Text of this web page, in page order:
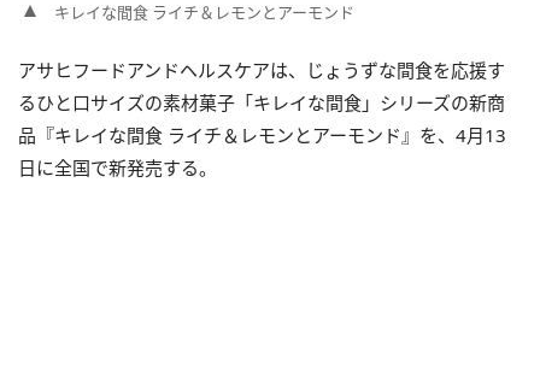
キレイな間食 ライチ＆レモンとアーモンド
アサヒフードアンドヘルスケアは、じょうずな間食を応援す
るひと口サイズの素材菓子「キレイな間食」シリーズの新商
品『キレイな間食 ライチ＆レモンとアーモンド』を、4月13
日に全国で新発売する。